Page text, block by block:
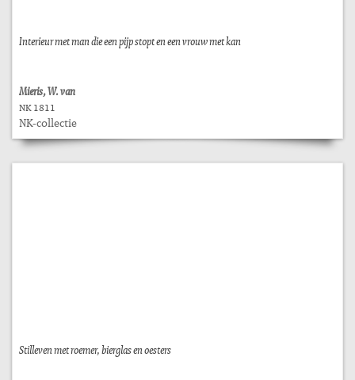
Interieur met man die een pijp stopt en een vrouw met kan
Mieris, W. van
NK 1811
NK-collectie
Stilleven met roemer, bierglas en oesters